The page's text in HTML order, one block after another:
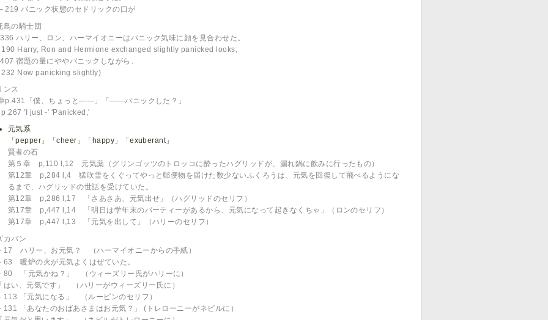
219 パニック状態のセドリックの口が
鳥の騎士団
ハリー、ロン、ハーマイオニーはパニック気味に顔を見合わせた。
190 Harry, Ron and Hermione exchanged slightly panicked looks;
宿題の量にややパニックしながら、
232 Now panicking slightly)
ンス
p.431「僕、ちょっと――」「――パニックした？」
p.267 'I just -' 'Panicked,'
元気系
「pepper」「cheer」「happy」「exuberant」
賢者の石
第５章 p,110 l,12 元気薬（グリンゴッツのトロッコに酔ったハグリッドが、漏れ鍋に飲みに行ったもの）
第12章 p,284 l,4 猛吹雪をくぐってやっと郵便物を届けた数少ないふくろうは、元気を回復して飛べるようにな
るまで、ハグリッドの世話を受けていた。
第12章 p,286 l,17 「さあさあ、元気出せ」（ハグリッドのセリフ）
第17章 p,447 l,14 「明日は学年末のパーティーがあるから、元気になって起きなくちゃ」（ロンのセリフ）
第17章 p,447 l,13 「元気を出して」（ハリーのセリフ）
カバン
17 ハリー、お元気？ （ハーマイオニーからの手紙）
63 暖炉の火が元気よくはぜていた。
80 「元気かね？」 （ウィーズリー氏がハリーに）
い、元気です」 （ハリーがウィーズリー氏に）
113 「元気になる」 （ルーピンのセリフ）
131 「あなたのおばあさまはお元気？」 (トレローニーがネビルに）